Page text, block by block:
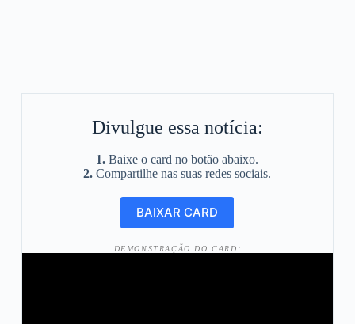
Divulgue essa notícia:
1. Baixe o card no botão abaixo.
2. Compartilhe nas suas redes sociais.
DEMONSTRAÇÃO DO CARD: